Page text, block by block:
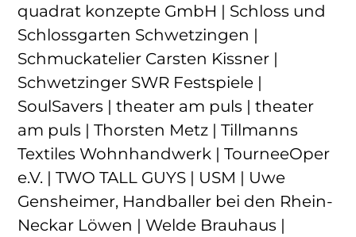
quadrat konzepte GmbH | Schloss und
Schlossgarten Schwetzingen |
Schmuckatelier Carsten Kissner |
Schwetzinger SWR Festspiele |
SoulSavers | theater am puls | theater
am puls | Thorsten Metz | Tillmanns
Textiles Wohnhandwerk | TourneeOper
e.V. | TWO TALL GUYS | USM | Uwe
Gensheimer, Handballer bei den Rhein-
Neckar Löwen | Welde Brauhaus |